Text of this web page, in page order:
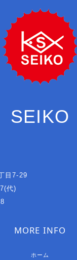
SEIKO
目7-29
代)
MORE INFO
ホーム